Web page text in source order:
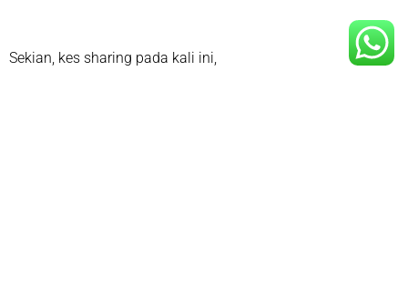
Sekian, kes sharing pada kali ini,